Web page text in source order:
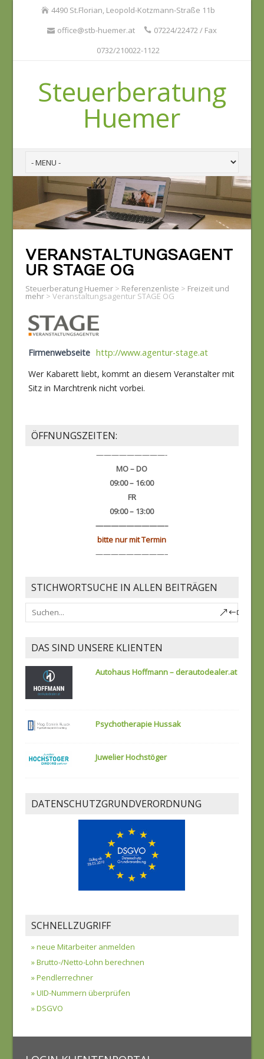
4490 St.Florian, Leopold-Kotzmann-Straße 11b
office@stb-huemer.at
07224/22472 / Fax
0732/210022-1122
Steuerberatung
Huemer
VERANSTALTUNGSAGENT
UR STAGE OG
Steuerberatung Huemer> Referenzenliste > Freizeit und
mehr> Veranstaltungsagentur STAGE OG
Firmenwebseite http://www.agentur-stage.at
Wer Kabarett liebt, kommt an diesem Veranstalter mit
Sitz in Marchtrenk nicht vorbei.
ÖFFNUNGSZEITEN:
—————————-
MO – DO
09:00 – 16:00
FR
09:00 – 13:00
—————————–
bitte nur mit Termin
—————————–
STICHWORTSUCHE IN ALLEN BEITRÄGEN
DAS SIND UNSERE KLIENTEN
Autohaus Hoffmann – derautodealer.at
Psychotherapie Hussak
Juwelier Hochstöger
DATENSCHUTZGRUNDVERORDNUNG
SCHNELLZUGRIFF
» neue Mitarbeiter anmelden
» Brutto-/Netto-Lohn berechnen
» Pendlerrechner
» UID-Nummern überprüfen
» DSGVO